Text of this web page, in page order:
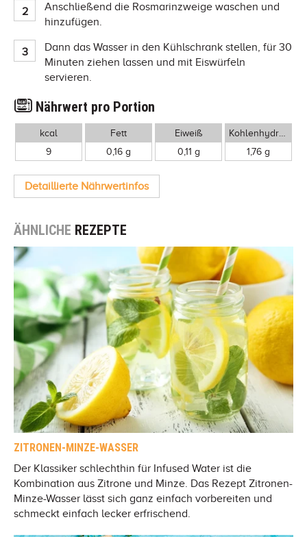
Anschließend die Rosmarinzweige waschen und
hinzufügen.
Dann das Wasser in den Kühlschrank stellen, für 30
Minuten ziehen lassen und mit Eiswürfeln
servieren.
Nährwert pro Portion
kcal
9
Fett
0,16 g
Eiweiß
0,11 g
Kohlenhydrate
1,76 g
Detaillierte Nährwertinfos
ÄHNLICHE REZEPTE
ZITRONEN-MINZE-WASSER
Der Klassiker schlechthin für Infused Water ist die
Kombination aus Zitrone und Minze. Das Rezept Zitronen-
Minze-Wasser lässt sich ganz einfach vorbereiten und
schmeckt einfach lecker erfrischend.